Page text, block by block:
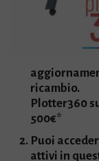
ricambio.
Plotter360
500€*
Puoi
attivi in